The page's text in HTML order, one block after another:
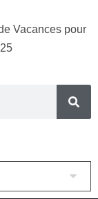
Vacances pour